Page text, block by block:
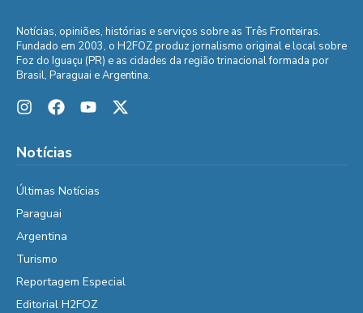
Notícias, opiniões, histórias e serviços sobre as Três Fronteiras.
Fundado em 2003, o H2FOZ produz jornalismo original e local sobre
Foz do Iguaçu (PR) e as cidades da região trinacional formada por
Brasil, Paraguai e Argentina.
Notícias
Últimas Notícias
Paraguai
Argentina
Turismo
Reportagem Especial
Editorial H2FOZ